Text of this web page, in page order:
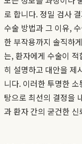
로 합니다. 정밀 검사
수술 방법과 그 이유,
한 부작용까지 솔직하
는, 환자에게 수술이
히 설명하고 대안을 제
니다. 이러한 투명한
탕으로 최선의 결정을
과 환자 간의 굳건한